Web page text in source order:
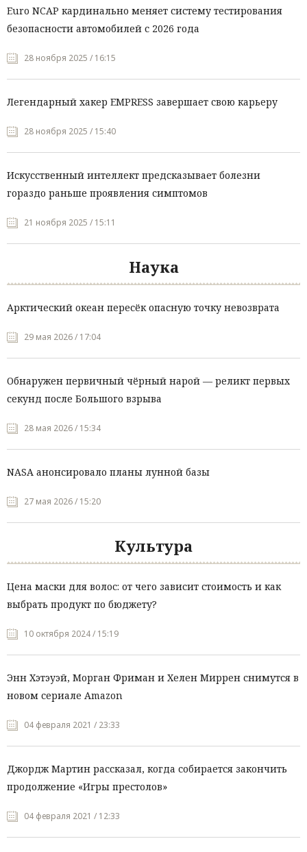
Euro NCAP кардинально меняет систему тестирования
безопасности автомобилей с 2026 года
28 ноября 2025 / 16:15
Легендарный хакер EMPRESS завершает свою карьеру
28 ноября 2025 / 15:40
Искусственный интеллект предсказывает болезни
гораздо раньше проявления симптомов
21 ноября 2025 / 15:11
Наука
Арктический океан пересёк опасную точку невозврата
29 мая 2026 / 17:04
Обнаружен первичный чёрный нарой — реликт первых
секунд после Большого взрыва
28 мая 2026 / 15:34
NASA анонсировало планы лунной базы
27 мая 2026 / 15:20
Культура
Цена маски для волос: от чего зависит стоимость и как
выбрать продукт по бюджету?
10 октября 2024 / 15:19
Энн Хэтэуэй, Морган Фриман и Хелен Миррен снимутся в
новом сериале Amazon
04 февраля 2021 / 23:33
Джордж Мартин рассказал, когда собирается закончить
продолжение «Игры престолов»
04 февраля 2021 / 12:33